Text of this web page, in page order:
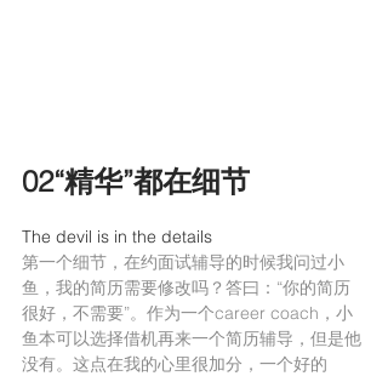
02“精华”都在细节
The devil is in the details
第一个细节，在约面试辅导的时候我问过小
鱼，我的简历需要修改吗？答曰：“你的简历
很好，不需要”。作为一个career coach，小
鱼本可以选择借机再来一个简历辅导，但是他
没有。这点在我的心里很加分，一个好的